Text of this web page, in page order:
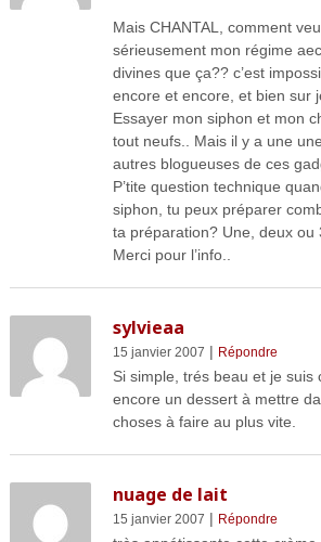
Mais CHANTAL, comment
sérieusement mon régime
divines que ça?? c’est
encore et encore, et bien sur
Essayer mon siphon et mon
tout neufs.. Mais il y a une
autres blogueuses de ces
P’tite question technique
siphon, tu peux préparer
ta préparation? Une, deux ou
Merci pour l’info..
sylvieaa
15 janvier 2007 | Répondre
Si simple, trés beau et je suis
encore un dessert à mettre
choses à faire au plus vite.
nuage de lait
15 janvier 2007 | Répondre